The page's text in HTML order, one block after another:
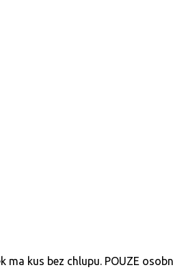
ma kus bez chlupu. POUZE